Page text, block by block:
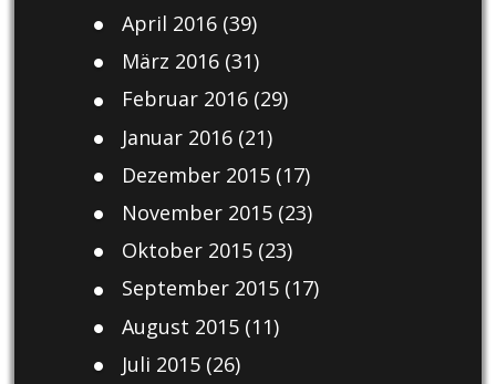
April 2016(39)
März 2016(31)
Februar 2016(29)
Januar 2016(21)
Dezember 2015(17)
November 2015(23)
Oktober 2015(23)
September 2015(17)
August 2015(11)
Juli 2015(26)